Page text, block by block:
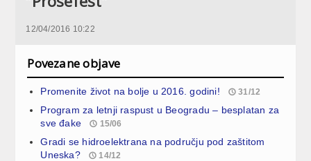
12/04/2016 10:22
Povezane objave
Promenite život na bolje u 2016. godini! 31/12
Program za letnji raspust u Beogradu – besplatan za
sve đake
15/06
Gradi se hidroelektrana na području pod zaštitom
Uneska?
14/12